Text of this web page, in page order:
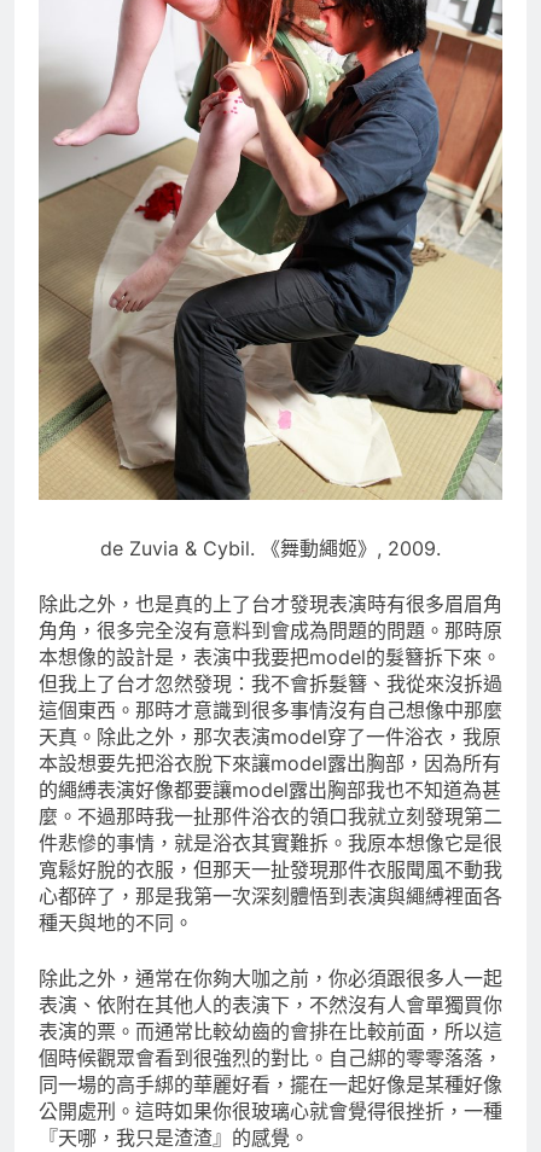
de Zuvia & Cybil. 《舞動繩姬》, 2009.
除此之外，也是真的上了台才發現表演時有很多眉眉角
角角，很多完全沒有意料到會成為問題的問題。那時原
本想像的設計是，表演中我要把model的髮簪拆下來。
但我上了台才忽然發現：我不會拆髮簪、我從來沒拆過
這個東西。那時才意識到很多事情沒有自己想像中那麼
天真。除此之外，那次表演model穿了一件浴衣，我原
本設想要先把浴衣脫下來讓model露出胸部，因為所有
的繩縛表演好像都要讓model露出胸部我也不知道為甚
麼。不過那時我一扯那件浴衣的領口我就立刻發現第二
件悲慘的事情，就是浴衣其實難拆。我原本想像它是很
寬鬆好脫的衣服，但那天一扯發現那件衣服聞風不動我
心都碎了，那是我第一次深刻體悟到表演與繩縛裡面各
種天與地的不同。
除此之外，通常在你夠大咖之前，你必須跟很多人一起
表演、依附在其他人的表演下，不然沒有人會單獨買你
表演的票。而通常比較幼齒的會排在比較前面，所以這
個時候觀眾會看到很強烈的對比。自己綁的零零落落，
同一場的高手綁的華麗好看，擺在一起好像是某種好像
公開處刑。這時如果你很玻璃心就會覺得很挫折，一種
『天哪，我只是渣渣』的感覺。